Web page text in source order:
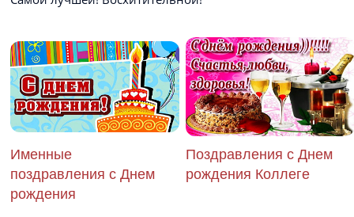
Именные
поздравления с Днем
рождения
Поздравления с Днем
рождения Коллеге